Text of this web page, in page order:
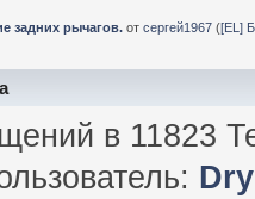
задних рычагов. отсергей1967 ([EL]
в 11823
Dry